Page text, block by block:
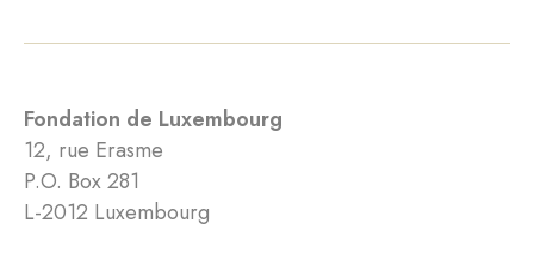
Fondation de Luxembourg
12, rue Erasme
P.O. Box 281
L-2012 Luxembourg